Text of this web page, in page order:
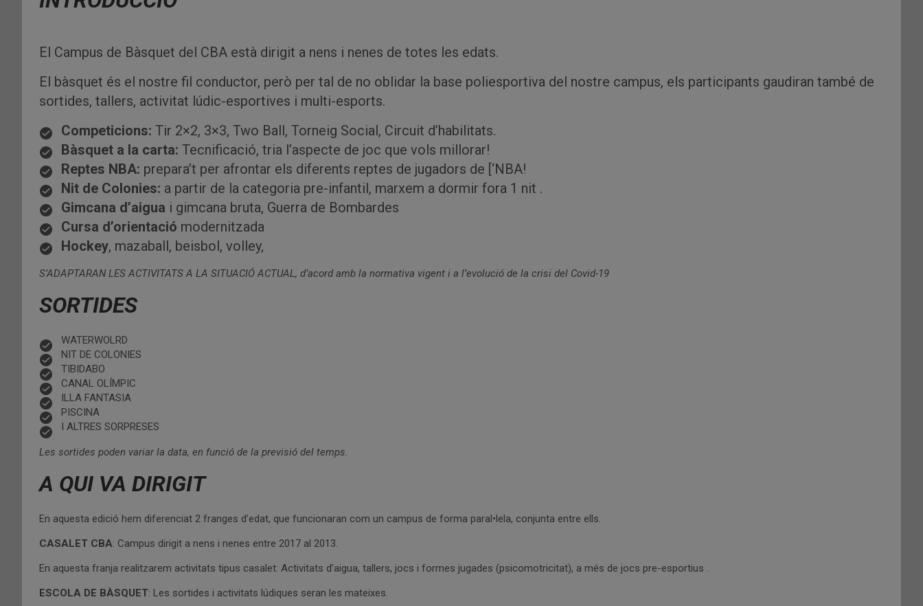
El Campus de Bàsquet del CBA està dirigit a nens i nenes de totes les edats.
El bàsquet és el nostre fil conductor, però per tal de no oblidar la base poliesportiva del nostre campus, els participants gaudiran també de
sortides, tallers, activitat lúdic-esportives i multi-esports.
Competicions: Tir 2×2, 3×3, Two Ball, Torneig Social, Circuit d’habilitats.
Bàsquet a la carta: Tecnificació, tria l’aspecte de joc que vols millorar!
Reptes NBA: prepara’t per afrontar els diferents reptes de jugadors de [‘NBA!
Nit de Colonies: a partir de la categoria pre-infantil, marxem a dormir fora 1 nit .
Gimcana d’aigua i gimcana bruta, Guerra de Bombardes
Cursa d’orientació modernitzada
Hockey, mazaball, beisbol, volley,
S’ADAPTARAN LES ACTIVITATS A LA SITUACIÓ ACTUAL, d’acord amb la normativa vigent i a l’evolució de la crisi del Covid-19
SORTIDES
WATERWOLRD
NIT DE COLONIES
TIBIDABO
CANAL OLÍMPIC
ILLA FANTASIA
PISCINA
I ALTRES SORPRESES
Les sortides poden variar la data, en funció de la previsió del temps.
A QUI VA DIRIGIT
En aquesta edició hem diferenciat 2 franges d’edat, que funcionaran com un campus de forma paral•lela, conjunta entre ells.
CASALET CBA: Campus dirigit a nens i nenes entre 2017 al 2013.
En aquesta franja realitzarem activitats tipus casalet: Activitats d’aigua, tallers, jocs i formes jugades (psicomotricitat), a més de jocs pre-esportius .
ESCOLA DE BÀSQUET: Les sortides i activitats lúdiques seran les mateixes.